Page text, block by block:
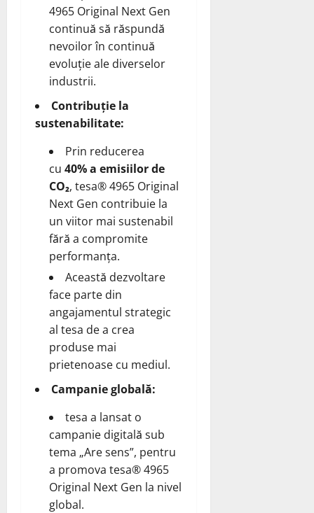
4965 Original Next Gen
continuă să răspundă
nevoilor în continuă
evoluție ale diverselor
industrii.
Contribuție la
sustenabilitate:
Prin reducerea
cu 40% a emisiilor de
CO₂, tesa® 4965 Original
Next Gen contribuie la
un viitor mai sustenabil
fără a compromite
performanța.
Această dezvoltare
face parte din
angajamentul strategic
al tesa de a crea
produse mai
prietenoase cu mediul.
Campanie globală:
tesa a lansat o
campanie digitală sub
tema „Are sens”, pentru
a promova tesa® 4965
Original Next Gen la nivel
global.